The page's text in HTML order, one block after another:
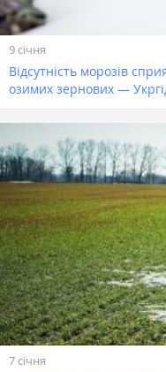
9 січня
Відсутність морозів
озимих зернових —
7 січня